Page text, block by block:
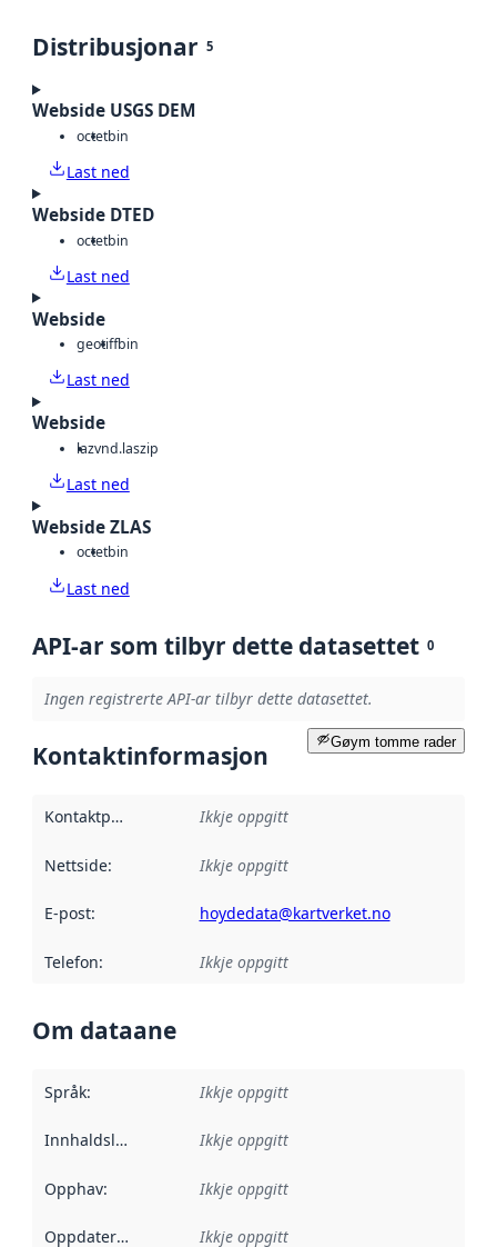
Distribusjonar 5
Webside USGS DEM
octetbin
Last ned
Webside DTED
octetbin
Last ned
Webside
geotiffbin
Last ned
Webside
lazvnd.laszip
Last ned
Webside ZLAS
octetbin
Last ned
API-ar som tilbyr dette datasettet 0
Ingen registrerte API-ar tilbyr dette datasettet.
Gøym tomme rader
Kontaktinformasjon
Kontaktpunkt Ikkje oppgitt
Nettside: Ikkje oppgitt
E-post: hoydedata@kartverket.no
Telefon: Ikkje oppgitt
Om dataane
Språk: Ikkje oppgitt
Innhaldsleverandørar :
Ikkje oppgitt
Opphav: Ikkje oppgitt
Oppdateringsfrekvens :
Ikkje oppgitt